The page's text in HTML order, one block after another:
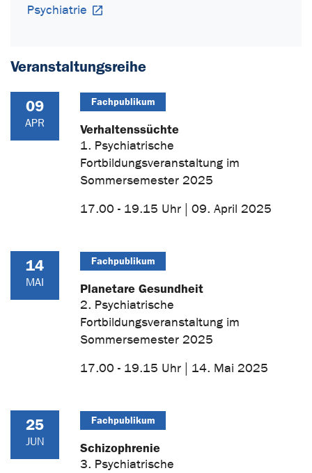
Psychiatrie
Veranstaltungsreihe
09
APR
Fachpublikum
Verhaltenssüchte
1. Psychiatrische
Fortbildungsveranstaltung im
Sommersemester 2025
17.00 - 19.15 Uhr | 09. April 2025
14
MAI
Fachpublikum
Planetare Gesundheit
2. Psychiatrische
Fortbildungsveranstaltung im
Sommersemester 2025
17.00 - 19.15 Uhr | 14. Mai 2025
25
JUN
Fachpublikum
Schizophrenie
3. Psychiatrische